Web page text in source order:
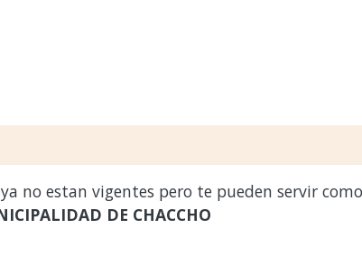
no estan vigentes pero te pueden servir
DE CHACCHO